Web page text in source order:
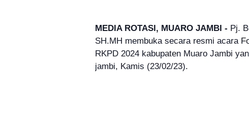
MEDIA ROTASI, MUARO JAMBI - Pj.
SH.MH membuka secara resmi acara
RKPD 2024 kabupaten Muaro Jambi
jambi, Kamis (23/02/23).